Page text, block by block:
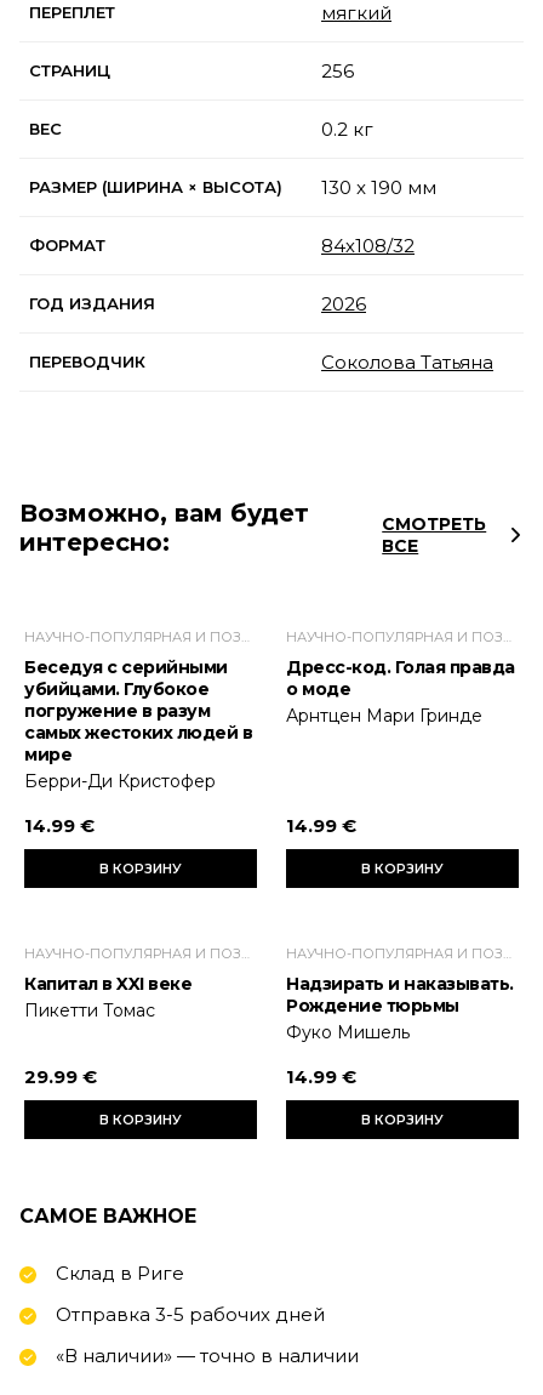
ПЕРЕПЛЕТ мягкий
СТРАНИЦ 256
ВЕС 0.2 кг
РАЗМЕР (ШИРИНА × ВЫСОТА) 130 x 190 мм
ФОРМАТ 84х108/32
ГОД ИЗДАНИЯ 2026
ПЕРЕВОДЧИК Соколова Татьяна
Возможно, вам будет
интересно:
СМОТРЕТЬ
ВСЕ
НАУЧНО-ПОПУЛЯРНАЯ И ПОЗНАВАТЕЛЬНАЯ ЛИТЕРАТУРА
Беседуя с серийными
убийцами. Глубокое
погружение в разум
самых жестоких людей в
мире
Берри-Ди Кристофер
14.99 €
В КОРЗИНУ
НАУЧНО-ПОПУЛЯРНАЯ И ПОЗНАВАТЕЛЬНАЯ ЛИТЕРАТУРА
Дресс-код. Голая правда
о моде
Арнтцен Мари Гринде
14.99 €
В КОРЗИНУ
НАУЧНО-ПОПУЛЯРНАЯ И ПОЗНАВАТЕЛЬНАЯ ЛИТЕРАТУРА
Капитал в XXI веке
Пикетти Томас
29.99 €
В КОРЗИНУ
НАУЧНО-ПОПУЛЯРНАЯ И ПОЗНАВАТЕЛЬНАЯ ЛИТЕРАТУРА
Надзирать и наказывать.
Рождение тюрьмы
Фуко Мишель
14.99 €
В КОРЗИНУ
САМОЕ ВАЖНОЕ
Склад в Риге
Отправка 3-5 рабочих дней
«В наличии» — точно в наличии